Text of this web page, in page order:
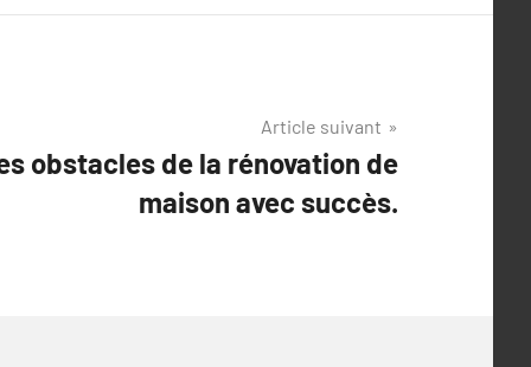
Article suivant
obstacles de la rénovation de
maison avec succès.